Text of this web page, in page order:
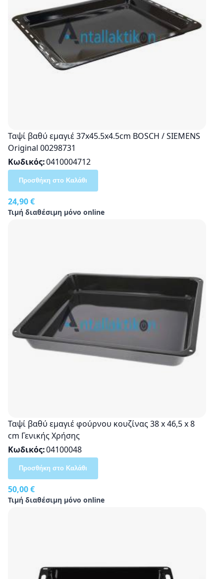
Ταψί βαθύ εμαγιέ 37x45.5x4.5cm BOSCH / SIEMENS
Original 00298731
Κωδικός 0410004712
24,90 €
Τιμή διαθέσιμη μόνο online
Προσθήκη στο Καλάθι
Ταψί βαθύ εμαγιέ φούρνου κουζίνας 38 x 46,5 x 8
cm Γενικής Χρήσης
Κωδικός 04100048
50,00 €
Τιμή διαθέσιμη μόνο online
Προσθήκη στο Καλάθι